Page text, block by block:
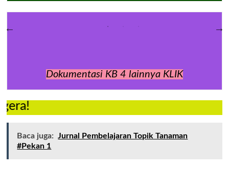
Dokumentasi KB 4 lainnya KLIK
Baca juga: Jurnal Pembelajaran Topik Tanaman
#Pekan 1